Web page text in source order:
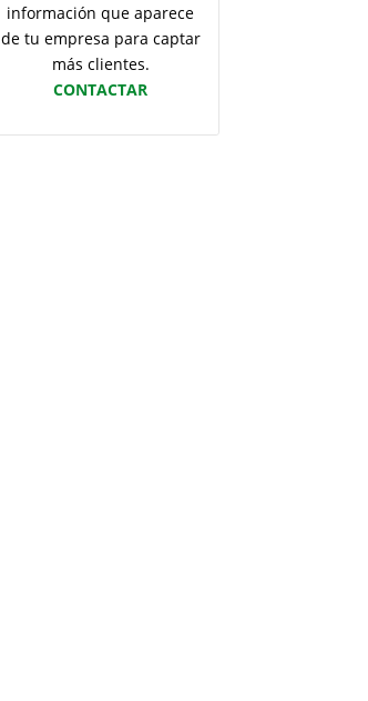
información que aparece
de tu empresa para captar
más clientes.
CONTACTAR